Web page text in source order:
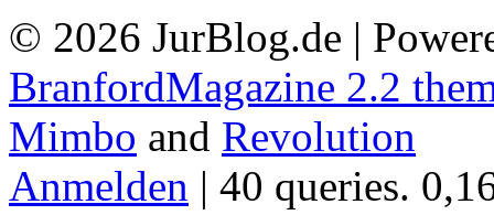
© 2026 JurBlog.de |
BranfordMagazine 2.2
Mimbo and Revolution
Anmelden | 40 queries.